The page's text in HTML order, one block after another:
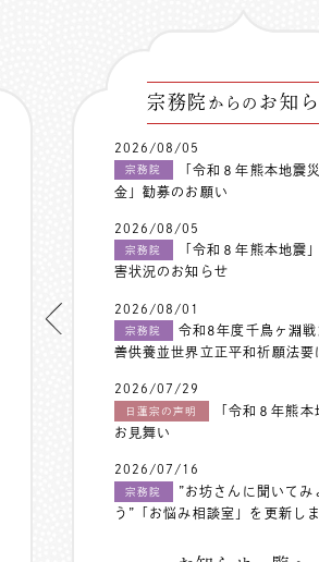
宗務院 からの お知
2026/08/05
宗務院
「令和８年熊本地震
金」勧募のお願い
2026/08/05
宗務院
「令和８年熊本地震
害状況のお知らせ
2026/08/01
宗務院
令和8年度千鳥ヶ淵戦
善供養並世界立正平和祈願法要
2026/07/29
日蓮宗の声明
「令和８年熊本
お見舞い
2026/07/16
宗務院
”お坊さんに聞いてみ
う”「お悩み相談室」を更新し